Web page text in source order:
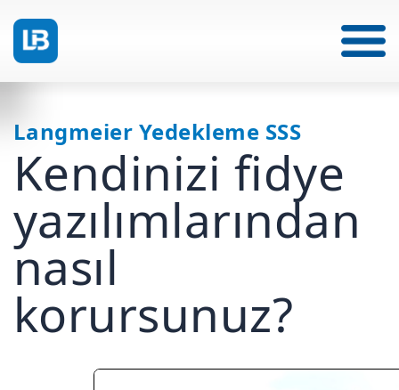
Langmeier Yedekleme SSS
Kendinizi fidye
yazılımlarından
nasıl
korursunuz?